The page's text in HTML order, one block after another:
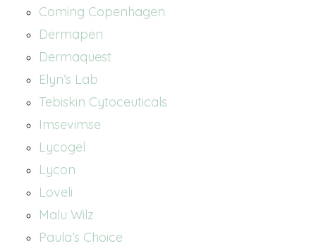
Coming Copenhagen
Dermapen
Dermaquest
Elyn’s Lab
Tebiskin Cytoceuticals
Imsevimse
Lycogel
Lycon
Loveli
Malu Wilz
Paula’s Choice